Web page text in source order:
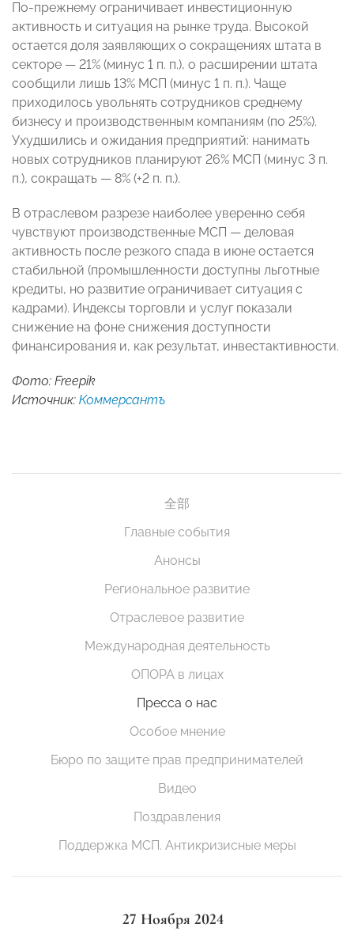
По-прежнему ограничивает инвестиционную
активность и ситуация на рынке труда. Высокой
остается доля заявляющих о сокращениях штата в
секторе — 21% (минус 1 п. п.), о расширении штата
сообщили лишь 13% МСП (минус 1 п. п.). Чаще
приходилось увольнять сотрудников среднему
бизнесу и производственным компаниям (по 25%).
Ухудшились и ожидания предприятий: нанимать
новых сотрудников планируют 26% МСП (минус 3 п.
п.), сокращать — 8% (+2 п. п.).
В отраслевом разрезе наиболее уверенно себя
чувствуют производственные МСП — деловая
активность после резкого спада в июне остается
стабильной (промышленности доступны льготные
кредиты, но развитие ограничивает ситуация с
кадрами). Индексы торговли и услуг показали
снижение на фоне снижения доступности
финансирования и, как результат, инвестактивности.
Фото: Freepik
Источник: Коммерсантъ
全部
Главные события
Анонсы
Региональное развитие
Отраслевое развитие
Международная деятельность
ОПОРА в лицах
Пресса о нас
Особое мнение
Бюро по защите прав предпринимателей
Видео
Поздравления
Поддержка МСП. Антикризисные меры
27 Ноября 2024